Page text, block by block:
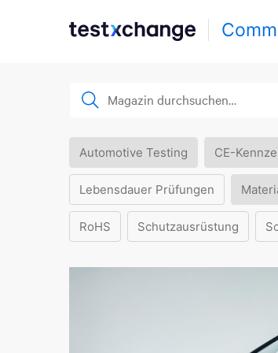
Automotive Testing CE-
Lebensdauer Prüfungen
RoHS Schutzausrüstung